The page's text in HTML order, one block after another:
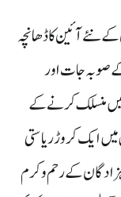
کے نئے آئین کا ڈھانچہ
صوبہ جات اور
میں منسلک کرنے کے
ایک کروڑ ریاستی
کے رحم و کرم